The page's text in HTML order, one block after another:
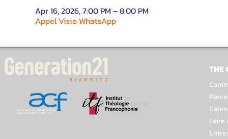
Apr 16, 2026, 7:00 PM – 8:00 PM
Appel Visio WhatsApp
THE
Faire